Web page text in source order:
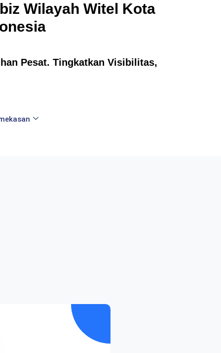
Wilayah Witel Kota
Pesat. Tingkatkan Visibilitas,